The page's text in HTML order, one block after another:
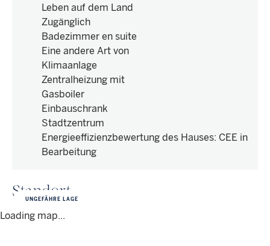
Leben auf dem Land
Zugänglich
Badezimmer en suite
Eine andere Art von
Klimaanlage
Zentralheizung mit
Gasboiler
Einbauschrank
Stadtzentrum
Energieeffizienzbewertung des Hauses: CEE in
Bearbeitung
Standort
Loading map...
UNGEFÄHRE LAGE